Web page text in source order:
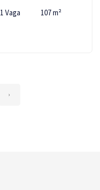
1 Vaga 107 m²
›